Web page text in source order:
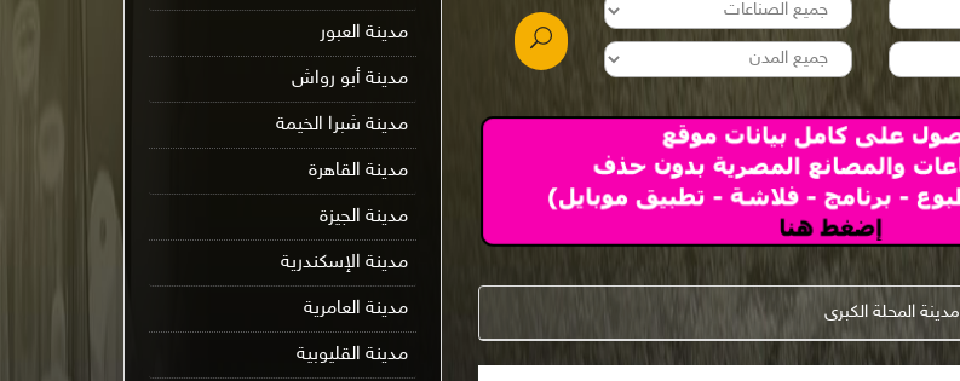
مدينة المحلة الكبرى
مدينة العبور
مدينة أبو رواش
مدينة شبرا الخيمة
مدينة القاهرة
مدينة الجيزة
مدينة الإسكندرية
مدينة العامرية
مدينة القليوبية